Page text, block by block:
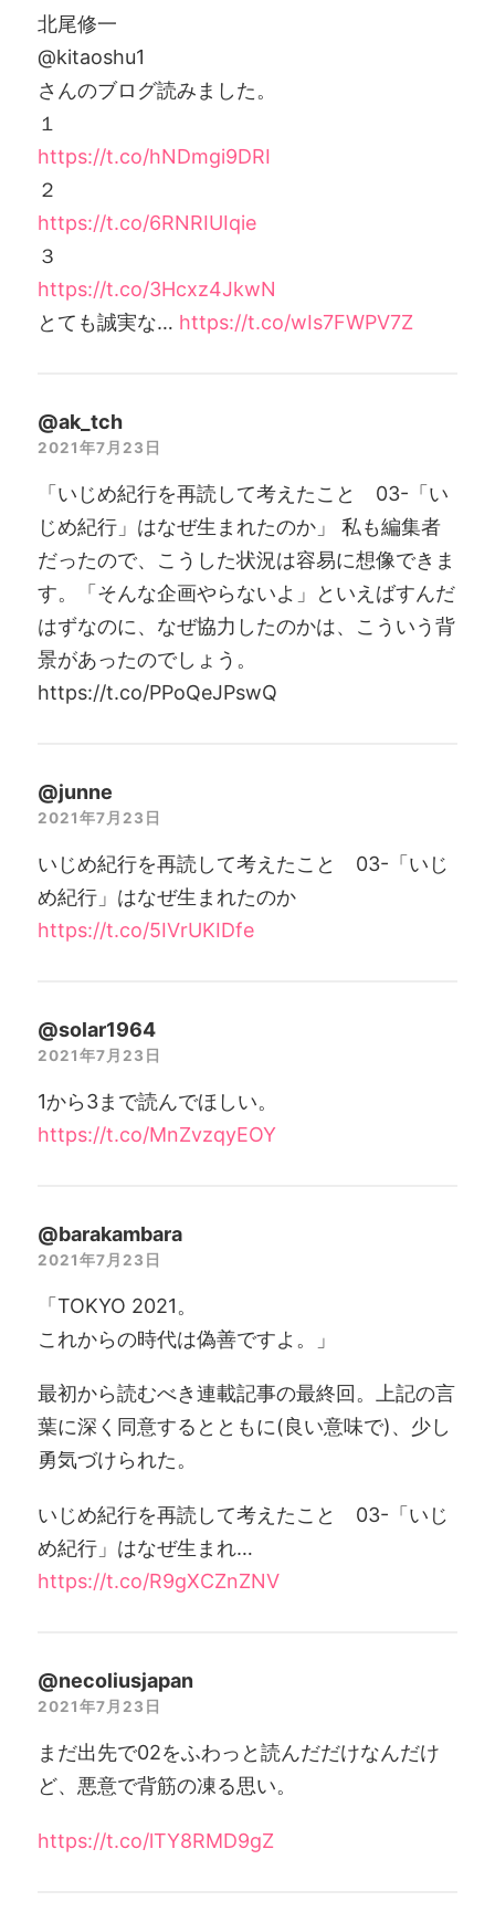
北尾修一
@kitaoshu1
さんのブログ読みました。
１
https://t.co/hNDmgi9DRI
２
https://t.co/6RNRIUIqie
３
https://t.co/3Hcxz4JkwN
とても誠実な… https://t.co/wIs7FWPV7Z
@ak_tch
2021年7月23日
「いじめ紀行を再読して考えたこと 03-「い
じめ紀行」はなぜ生まれたのか」 私も編集者
だったので、こうした状況は容易に想像できま
す。「そんな企画やらないよ」といえばすんだ
はずなのに、なぜ協力したのかは、こういう背
景があったのでしょう。
https://t.co/PPoQeJPswQ
@junne
2021年7月23日
いじめ紀行を再読して考えたこと 03-「いじ
め紀行」はなぜ生まれたのか
https://t.co/5IVrUKIDfe
@solar1964
2021年7月23日
1から3まで読んでほしい。
https://t.co/MnZvzqyEOY
@barakambara
2021年7月23日
「TOKYO 2021。
これからの時代は偽善ですよ。」
最初から読むべき連載記事の最終回。上記の言
葉に深く同意するとともに(良い意味で)、少し
勇気づけられた。
いじめ紀行を再読して考えたこと 03-「いじ
め紀行」はなぜ生まれ…
https://t.co/R9gXCZnZNV
@necoliusjapan
2021年7月23日
まだ出先で02をふわっと読んだだけなんだけ
ど、悪意で背筋の凍る思い。
https://t.co/lTY8RMD9gZ